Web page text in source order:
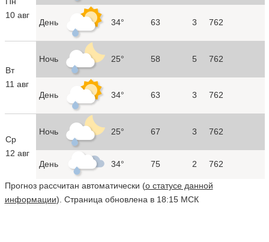
10 авг
День 34° 63 3 762
Вт
11 авг
Ночь 25° 58 5 762
День 34° 63 3 762
Ср
12 авг
Ночь 25° 67 3 762
День 34° 75 2 762
Прогноз рассчитан автоматически (о статусе данной
информации). Страница обновлена в 18:15 МСК